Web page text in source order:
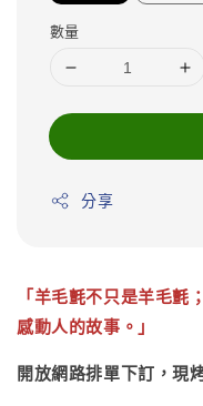
數量
分享
「羊毛氈不只是羊毛
感動人的故事。」
開放網路排單下訂，現